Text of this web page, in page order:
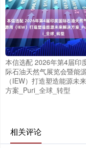
本信选配 2026年第4届印
际石油天然气展览会暨能
（IEW）打造塑造能源未
方案_Puri_全球_转型
相关评论